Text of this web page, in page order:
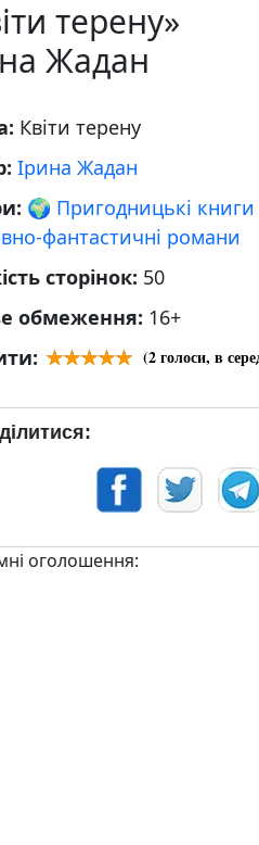
терену»
Жадан
Квіти терену
Ірина Жадан
🌍 Пригодницькі книги
фантастичні романи
сторінок: 50
обмеження: 16+
(2голоси, в
оголошення: